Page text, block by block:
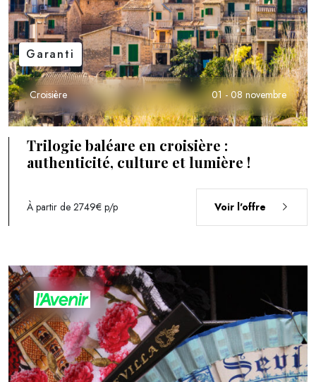
Garanti
Croisière 01 - 08 novembre
Trilogie baléare en croisière :
authenticité, culture et lumière !
À partir de 2749€ p/p Voir l'offre